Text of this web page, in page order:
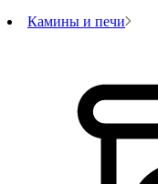
Камины и печи